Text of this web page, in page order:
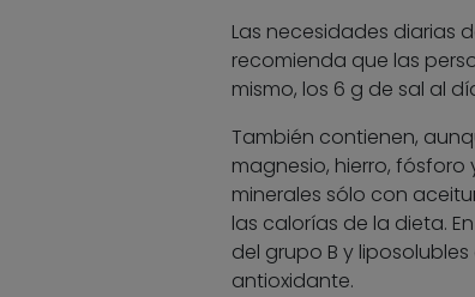
Las necesidades diarias
recomienda que las
mismo, los 6 g de sal al
También contienen,
magnesio, hierro,
minerales sólo con
las calorías de la dieta.
del grupo B y
antioxidante.